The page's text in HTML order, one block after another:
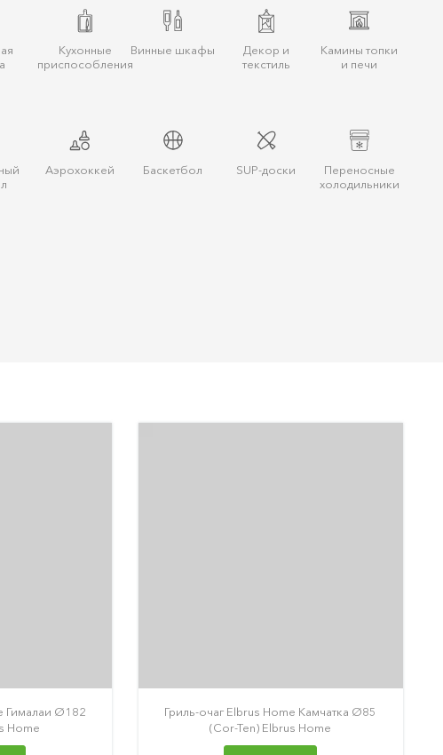
Кухонные
приспособления
Винные шкафы
Декор и
текстиль
Камины топки
и печи
Аэрохоккей Баскетбол SUP-доски
Переносные
холодильники
Гималаи Ø182
Home
Гриль-очаг Elbrus Home Камчатка Ø85
(Cor-Ten) Elbrus Home